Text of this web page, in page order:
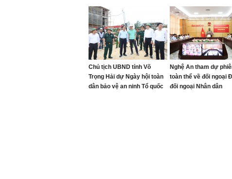
Chủ tịch UBND tỉnh Võ
Trọng Hải dự Ngày hội toàn
dân bảo vệ an ninh Tổ quốc
Nghệ An tham dự
toàn thể về đối ngoại
đối ngoại Nhân dân